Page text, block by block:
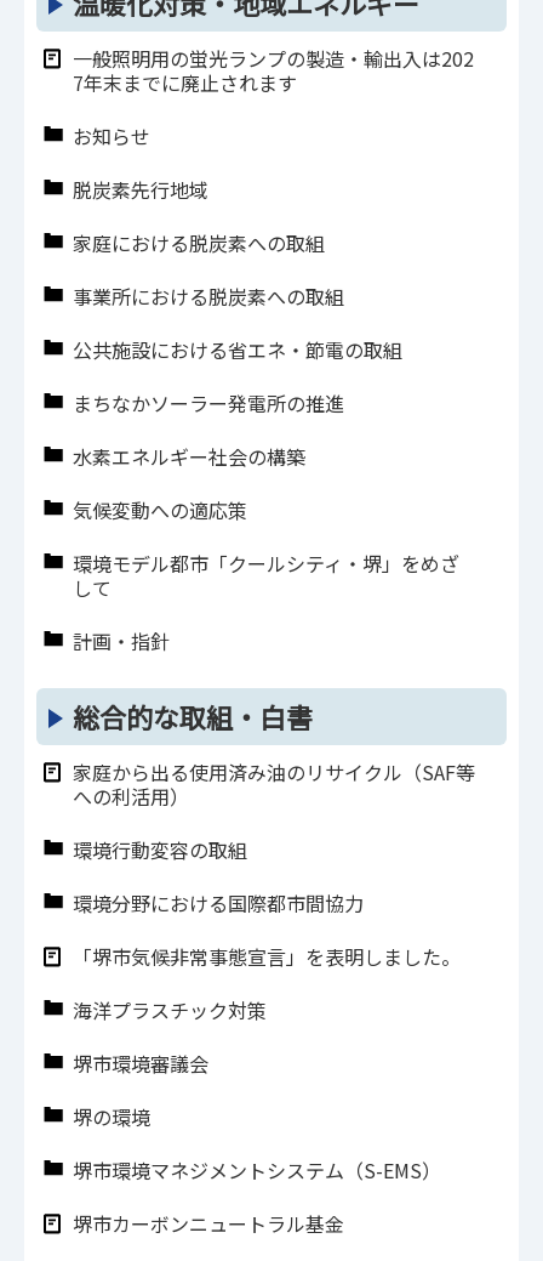
一般照明用の蛍光ランプの製造・輸出入は202
7年末までに廃止されます
お知らせ
脱炭素先行地域
家庭における脱炭素への取組
事業所における脱炭素への取組
公共施設における省エネ・節電の取組
まちなかソーラー発電所の推進
水素エネルギー社会の構築
気候変動への適応策
環境モデル都市「クールシティ・堺」をめざ
して
計画・指針
総合的な取組・白書
家庭から出る使用済み油のリサイクル（SAF等
への利活用）
環境行動変容の取組
環境分野における国際都市間協力
「堺市気候非常事態宣言」を表明しました。
海洋プラスチック対策
堺市環境審議会
堺の環境
堺市環境マネジメントシステム（S-EMS）
堺市カーボンニュートラル基金